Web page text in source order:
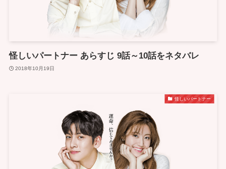
怪しいパートナー あらすじ 9話～10話をネタバレ
2018年10月19日
怪しいパートナー